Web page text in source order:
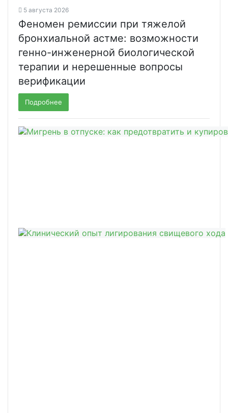
5 августа 2026
Феномен ремиссии при тяжелой
бронхиальной астме: возможности
генно-инженерной биологической
терапии и нерешенные вопросы
верификации
Подробнее